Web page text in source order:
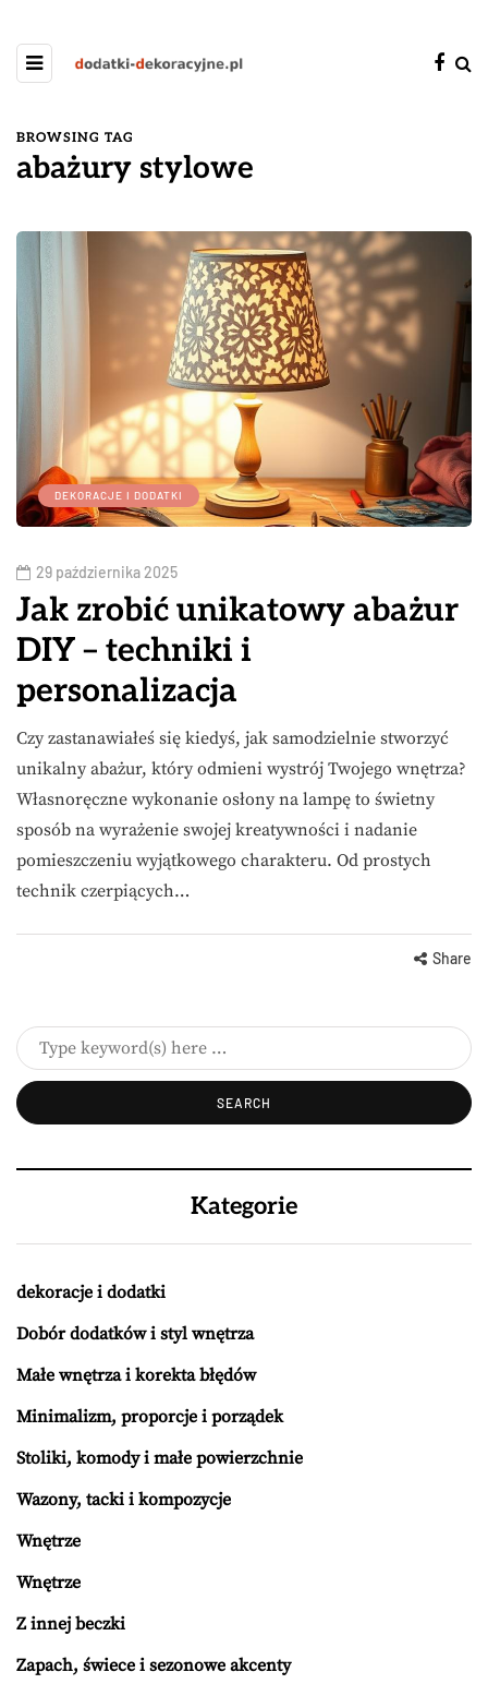
BROWSING TAG
abażury stylowe
DEKORACJE I DODATKI
29 października 2025
Jak zrobić unikatowy abażur
DIY – techniki i
personalizacja
Czy zastanawiałeś się kiedyś, jak samodzielnie stworzyć
unikalny abażur, który odmieni wystrój Twojego wnętrza?
Własnoręczne wykonanie osłony na lampę to świetny
sposób na wyrażenie swojej kreatywności i nadanie
pomieszczeniu wyjątkowego charakteru. Od prostych
technik czerpiących…
Share
Kategorie
dekoracje i dodatki
Dobór dodatków i styl wnętrza
Małe wnętrza i korekta błędów
Minimalizm, proporcje i porządek
Stoliki, komody i małe powierzchnie
Wazony, tacki i kompozycje
Wnętrze
Wnętrze
Z innej beczki
Zapach, świece i sezonowe akcenty